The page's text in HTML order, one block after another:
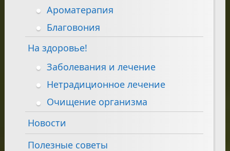
Ароматерапия
Благовония
На здоровье!
Заболевания и лечение
Нетрадиционное лечение
Очищение организма
Новости
Полезные советы